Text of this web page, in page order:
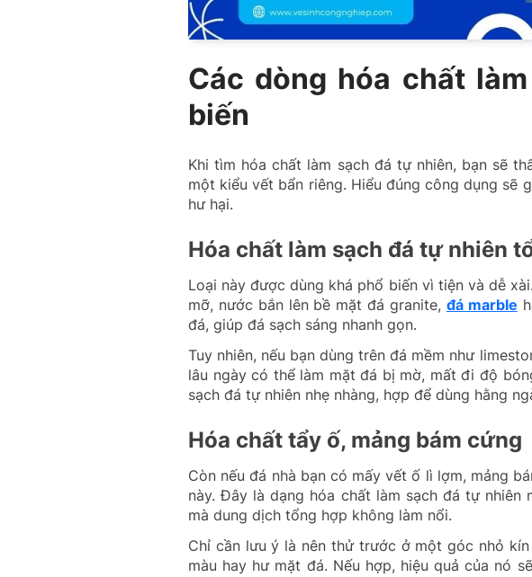
Các dòng hóa chất
biến
Khi tìm hóa chất làm sạch đá tự nhiên, bạn sẽ
một kiểu vết bẩn riêng. Hiểu đúng công dụng sẽ
hư hại.
Hóa chất làm sạch đá tự nhiên
Loại này được dùng khá phổ biến vì tiện và dễ
mỡ, nước bắn lên bề mặt đá granite, đá marble
đá, giúp đá sạch sáng nhanh gọn.
Tuy nhiên, nếu bạn dùng trên đá mềm như
lâu ngày có thể làm mặt đá bị mờ, mất đi độ
sạch đá tự nhiên nhẹ nhàng, hợp để dùng hằng
Hóa chất tẩy ố, mảng bám cứng
Còn nếu đá nhà bạn có mấy vết ố lì lợm, mảng
này. Đây là dạng hóa chất làm sạch đá tự nhiên
mà dung dịch tổng hợp không làm nổi.
Chỉ cần lưu ý là nên thử trước ở một góc nhỏ
màu hay hư mặt đá. Nếu hợp, hiệu quả của nó